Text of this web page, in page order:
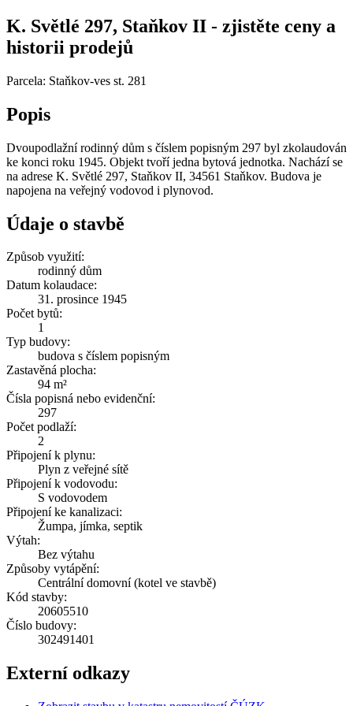
K. Světlé 297, Staňkov II - zjistěte ceny a
historii prodejů
Parcela: Staňkov-ves st. 281
Popis
Dvoupodlažní rodinný dům s číslem popisným 297 byl zkolaudován
ke konci roku 1945. Objekt tvoří jedna bytová jednotka. Nachází se
na adrese K. Světlé 297, Staňkov II, 34561 Staňkov. Budova je
napojena na veřejný vodovod i plynovod.
Údaje o stavbě
Způsob využití:
rodinný dům
Datum kolaudace:
31. prosince 1945
Počet bytů:
1
Typ budovy:
budova s číslem popisným
Zastavěná plocha:
94 m²
Čísla popisná nebo evidenční:
297
Počet podlaží:
2
Připojení k plynu:
Plyn z veřejné sítě
Připojení k vodovodu:
S vodovodem
Připojení ke kanalizaci:
Žumpa, jímka, septik
Výtah:
Bez výtahu
Způsoby vytápění:
Centrální domovní (kotel ve stavbě)
Kód stavby:
20605510
Číslo budovy:
302491401
Externí odkazy